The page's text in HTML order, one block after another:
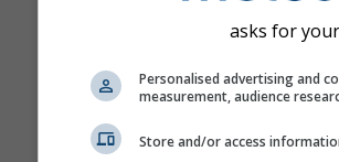
asks for
Personalised advertising and
measurement, audience
Store and/or access